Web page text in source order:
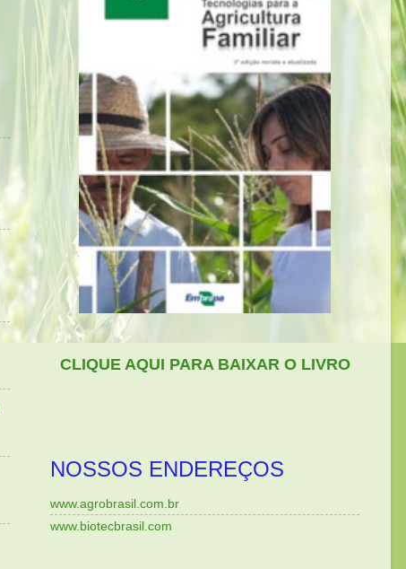
CLIQUE AQUI PARA BAIXAR O LIVRO
NOSSOS ENDEREÇOS
www.agrobrasil.com.br
www.biotecbrasil.com